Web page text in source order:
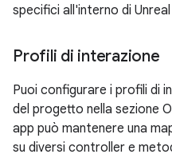
specifici all'interno di Unreal
Profili di interazione
Puoi configurare i profili di
del progetto nella sezione
app può mantenere una
su diversi controller e